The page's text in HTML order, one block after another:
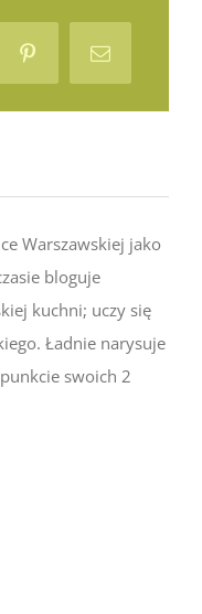
PinterestEmail
Warszawskiej jako
bloguje
kuchni; uczy się
Ładnie narysuje
swoich 2